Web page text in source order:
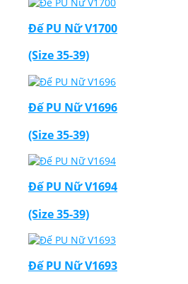
Đế PU Nữ V1700
(Size 35-39)
Đế PU Nữ V1696
(Size 35-39)
Đế PU Nữ V1694
(Size 35-39)
Đế PU Nữ V1693